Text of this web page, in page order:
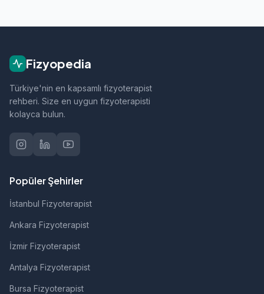
Fizyopedia
Türkiye'nin en kapsamlı fizyoterapist
rehberi. Size en uygun fizyoterapisti
kolayca bulun.
Popüler Şehirler
İstanbul Fizyoterapist
Ankara Fizyoterapist
İzmir Fizyoterapist
Antalya Fizyoterapist
Bursa Fizyoterapist